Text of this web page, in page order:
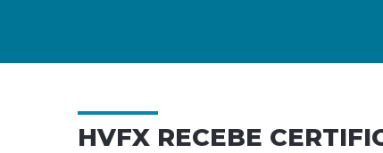
HVFX RECEBE